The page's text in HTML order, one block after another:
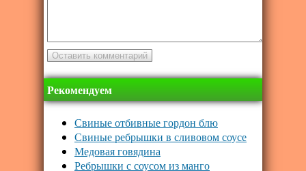
Рекомендуем
Свиные отбивные гордон блю
Свиные ребрышки в сливовом соусе
Медовая говядина
Ребрышки с соусом из манго